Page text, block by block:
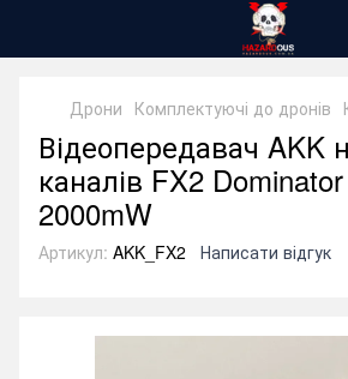
Дрони Комплектуючі до дронів
Відеопередавач AKK
каналів FX2
2000mW
Артикул: AKK_FX2 Написати відгук